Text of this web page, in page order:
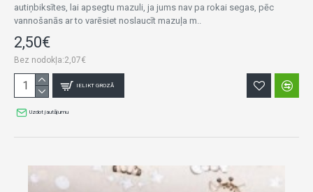
autiņbiksītes, lai apsegtu mazuli, ja jums nav pa rokai segas, pēc
vannošanās ar to varēsiet noslaucīt mazuļa m..
2,50€
Bez nodokļa:2,07€
IELIKT GROZĀ
Uzdot jautājumu